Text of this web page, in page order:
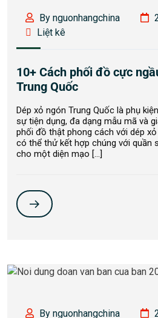
By nguonhangchina
Liệt kê
10+ Cách phối đồ cực
Trung Quốc
Dép xỏ ngón Trung Quốc là phụ
sự tiện dụng, đa dạng mẫu mã và
phối đồ thật phong cách với dép
có thể thử kết hợp chúng với quần
cho một diện mạo […]
By nguonhangchina